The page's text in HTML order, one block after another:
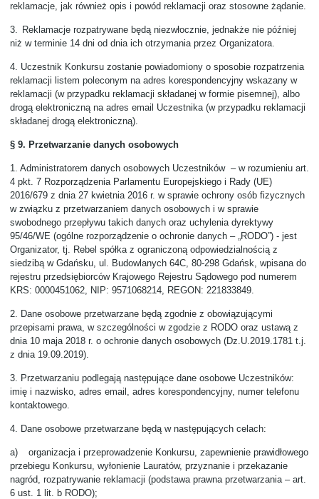
reklamacje, jak również opis i powód reklamacji oraz stosowne żądanie.
3. Reklamacje rozpatrywane będą niezwłocznie, jednakże nie później
niż w terminie 14 dni od dnia ich otrzymania przez Organizatora.
4. Uczestnik Konkursu zostanie powiadomiony o sposobie rozpatrzenia
reklamacji listem poleconym na adres korespondencyjny wskazany w
reklamacji (w przypadku reklamacji składanej w formie pisemnej), albo
drogą elektroniczną na adres email Uczestnika (w przypadku reklamacji
składanej drogą elektroniczną).
§ 9. Przetwarzanie danych osobowych
1. Administratorem danych osobowych Uczestników – w rozumieniu art.
4 pkt. 7 Rozporządzenia Parlamentu Europejskiego i Rady (UE)
2016/679 z dnia 27 kwietnia 2016 r. w sprawie ochrony osób fizycznych
w związku z przetwarzaniem danych osobowych i w sprawie
swobodnego przepływu takich danych oraz uchylenia dyrektywy
95/46/WE (ogólne rozporządzenie o ochronie danych – „RODO”) - jest
Organizator, tj. Rebel spółka z ograniczoną odpowiedzialnością z
siedzibą w Gdańsku, ul. Budowlanych 64C, 80-298 Gdańsk, wpisana do
rejestru przedsiębiorców Krajowego Rejestru Sądowego pod numerem
KRS: 0000451062, NIP: 9571068214, REGON: 221833849.
2. Dane osobowe przetwarzane będą zgodnie z obowiązującymi
przepisami prawa, w szczególności w zgodzie z RODO oraz ustawą z
dnia 10 maja 2018 r. o ochronie danych osobowych (Dz.U.2019.1781 t.j.
z dnia 19.09.2019).
3. Przetwarzaniu podlegają następujące dane osobowe Uczestników:
imię i nazwisko, adres email, adres korespondencyjny, numer telefonu
kontaktowego.
4. Dane osobowe przetwarzane będą w następujących celach:
a)
organizacja i przeprowadzenie Konkursu, zapewnienie prawidłowego
przebiegu Konkursu, wyłonienie Lauratów, przyznanie i przekazanie
nagród, rozpatrywanie reklamacji (podstawa prawna przetwarzania – art.
6 ust. 1 lit. b RODO);